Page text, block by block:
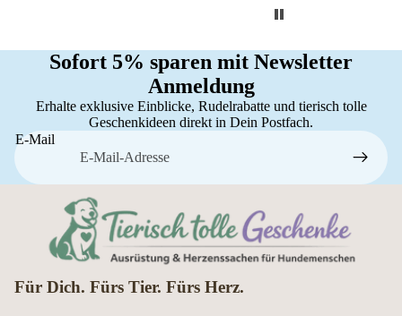
Sofort 5% sparen mit Newsletter
Anmeldung
Erhalte exklusive Einblicke, Rudelrabatte und tierisch tolle
Geschenkideen direkt in Dein Postfach.
E-Mail
Für Dich. Fürs Tier. Fürs Herz.